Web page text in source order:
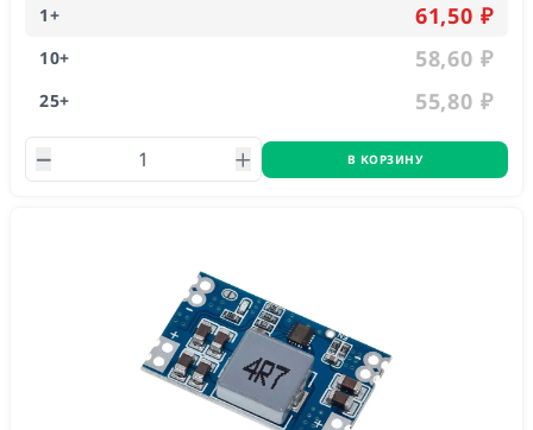
1+ 61,50 ₽
10+ 58,60 ₽
25+ 55,80 ₽
В КОРЗИНУ